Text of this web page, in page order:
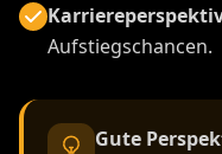
Aufstiegschancen.
Gute